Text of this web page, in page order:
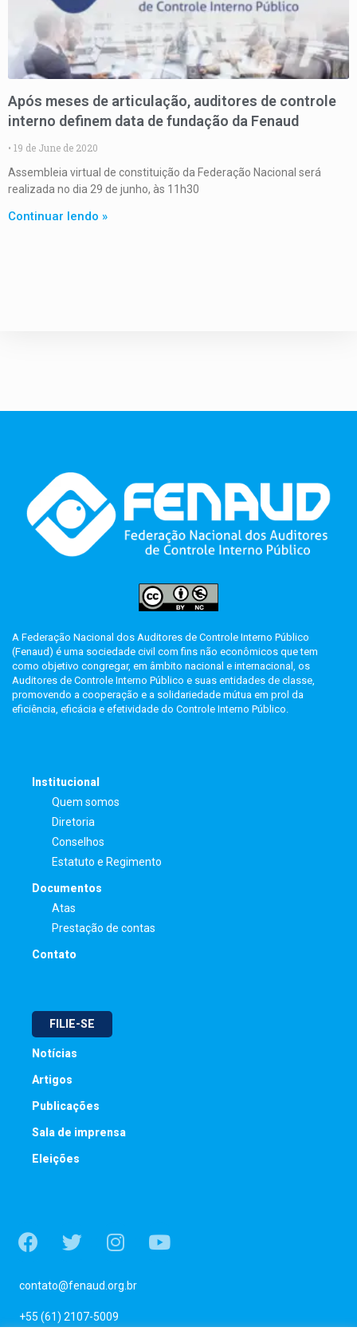
Após meses de articulação, auditores de controle
interno definem data de fundação da Fenaud
19 de June de 2020
Assembleia virtual de constituição da Federação Nacional será
realizada no dia 29 de junho, às 11h30
Continuar lendo »
A Federação Nacional dos Auditores de Controle Interno Público
(Fenaud) é uma sociedade civil com fins não econômicos que tem
como objetivo congregar, em âmbito nacional e internacional, os
Auditores de Controle Interno Público e suas entidades de classe,
promovendo a cooperação e a solidariedade mútua em prol da
eficiência, eficácia e efetividade do Controle Interno Público.
Institucional
Quem somos
Diretoria
Conselhos
Estatuto e Regimento
Documentos
Atas
Prestação de contas
Contato
FILIE-SE
Notícias
Artigos
Publicações
Sala de imprensa
Eleições
contato@fenaud.org.br
+55 (61) 2107-5009